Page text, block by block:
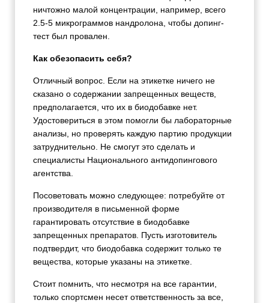
ничтожно малой концентрации, например, всего
2.5-5 микрограммов нандролона, чтобы допинг-
тест был провален.
Как обезопасить себя?
Отличный вопрос. Если на этикетке ничего не
сказано о содержании запрещенных веществ,
предполагается, что их в биодобавке нет.
Удостовериться в этом помогли бы лабораторные
анализы, но проверять каждую партию продукции
затруднительно. Не смогут это сделать и
специалисты Национального антидопингового
агентства.
Посоветовать можно следующее: потребуйте от
производителя в письменной форме
гарантировать отсутствие в биодобавке
запрещенных препаратов. Пусть изготовитель
подтвердит, что биодобавка содержит только те
вещества, которые указаны на этикетке.
Стоит помнить, что несмотря на все гарантии,
только спортсмен несет ответственность за все,